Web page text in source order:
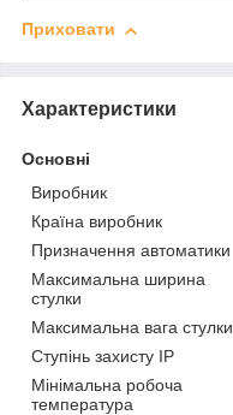
Приховати
Характеристики
Основні
Виробник
Країна виробник
Призначення автоматики
Максимальна ширина
стулки
Максимальна вага стулки
Ступінь захисту IP
Мінімальна робоча
температура